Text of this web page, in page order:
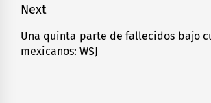
Next
Next
post:
Una quinta parte de fallecidos bajo
mexicanos: WSJ